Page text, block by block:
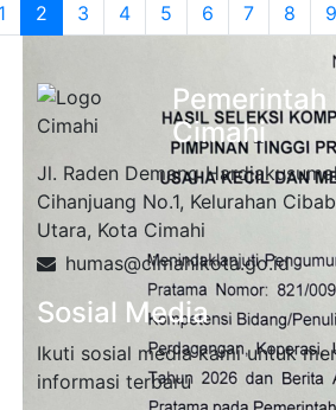
2 3 4 5 6 7 8 9
Pemerintah
Cimahi
Jl. Raden Demang
Cihanjuang No.1, Kelurahan
Utara, Kota Cimahi
humas@cimahikota.go.id
Sosial Media
Ikuti sosial media kami untuk
informasi terbaru